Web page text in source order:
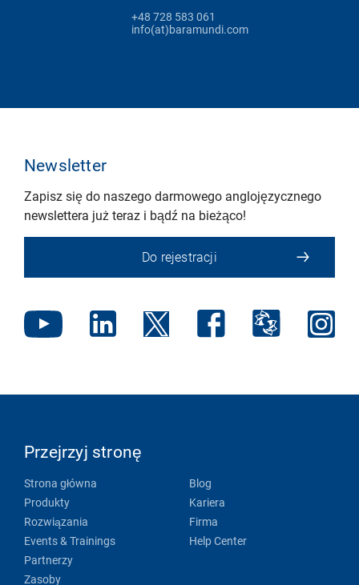
+48 728 583 061
info(at)baramundi.com
Newsletter
Zapisz się do naszego darmowego anglojęzycznego
newslettera już teraz i bądź na bieżąco!
Do rejestracji
Przejrzyj stronę
Strona główna
Produkty
Rozwiązania
Events & Trainings
Partnerzy
Zasoby
Blog
Kariera
Firma
Help Center